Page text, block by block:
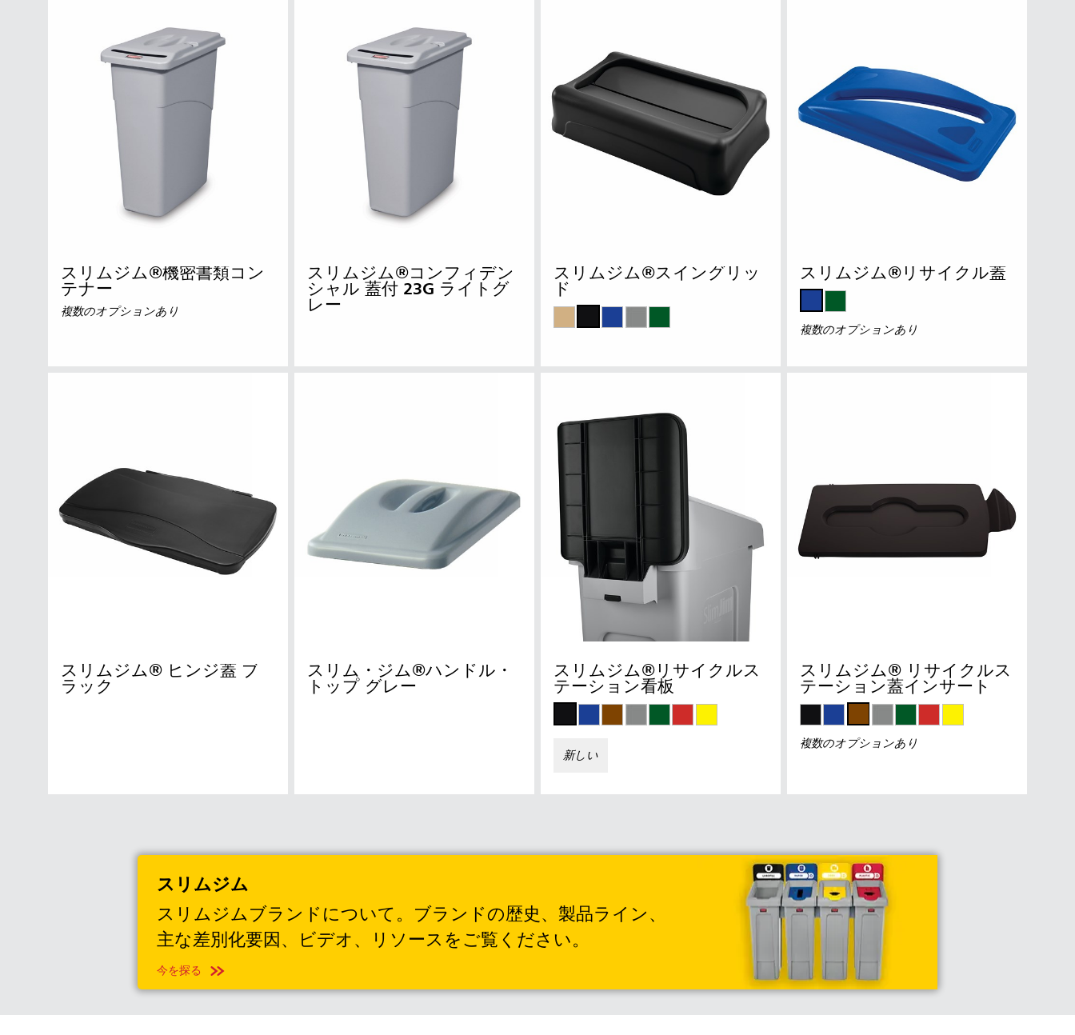
ベトナム（VN）
タイ (TH)
スリムジム®機密書類コン
テナー
複数のオプションあり
スリムジム®コンフィデン
シャル 蓋付 23G ライトグ
レー
スリムジム®スイングリッ
ド
スリムジム®リサイクル蓋
複数のオプションあり
スリムジム® ヒンジ蓋 ブ
ラック
スリム・ジム®ハンドル・
トップ グレー
スリムジム®リサイクルス
テーション看板
新しい
スリムジム® リサイクルス
テーション蓋インサート
複数のオプションあり
スリムジム
スリムジムブランドについて。ブランドの歴史、製品ライン、
主な差別化要因、ビデオ、リソースをご覧ください。
今を探る